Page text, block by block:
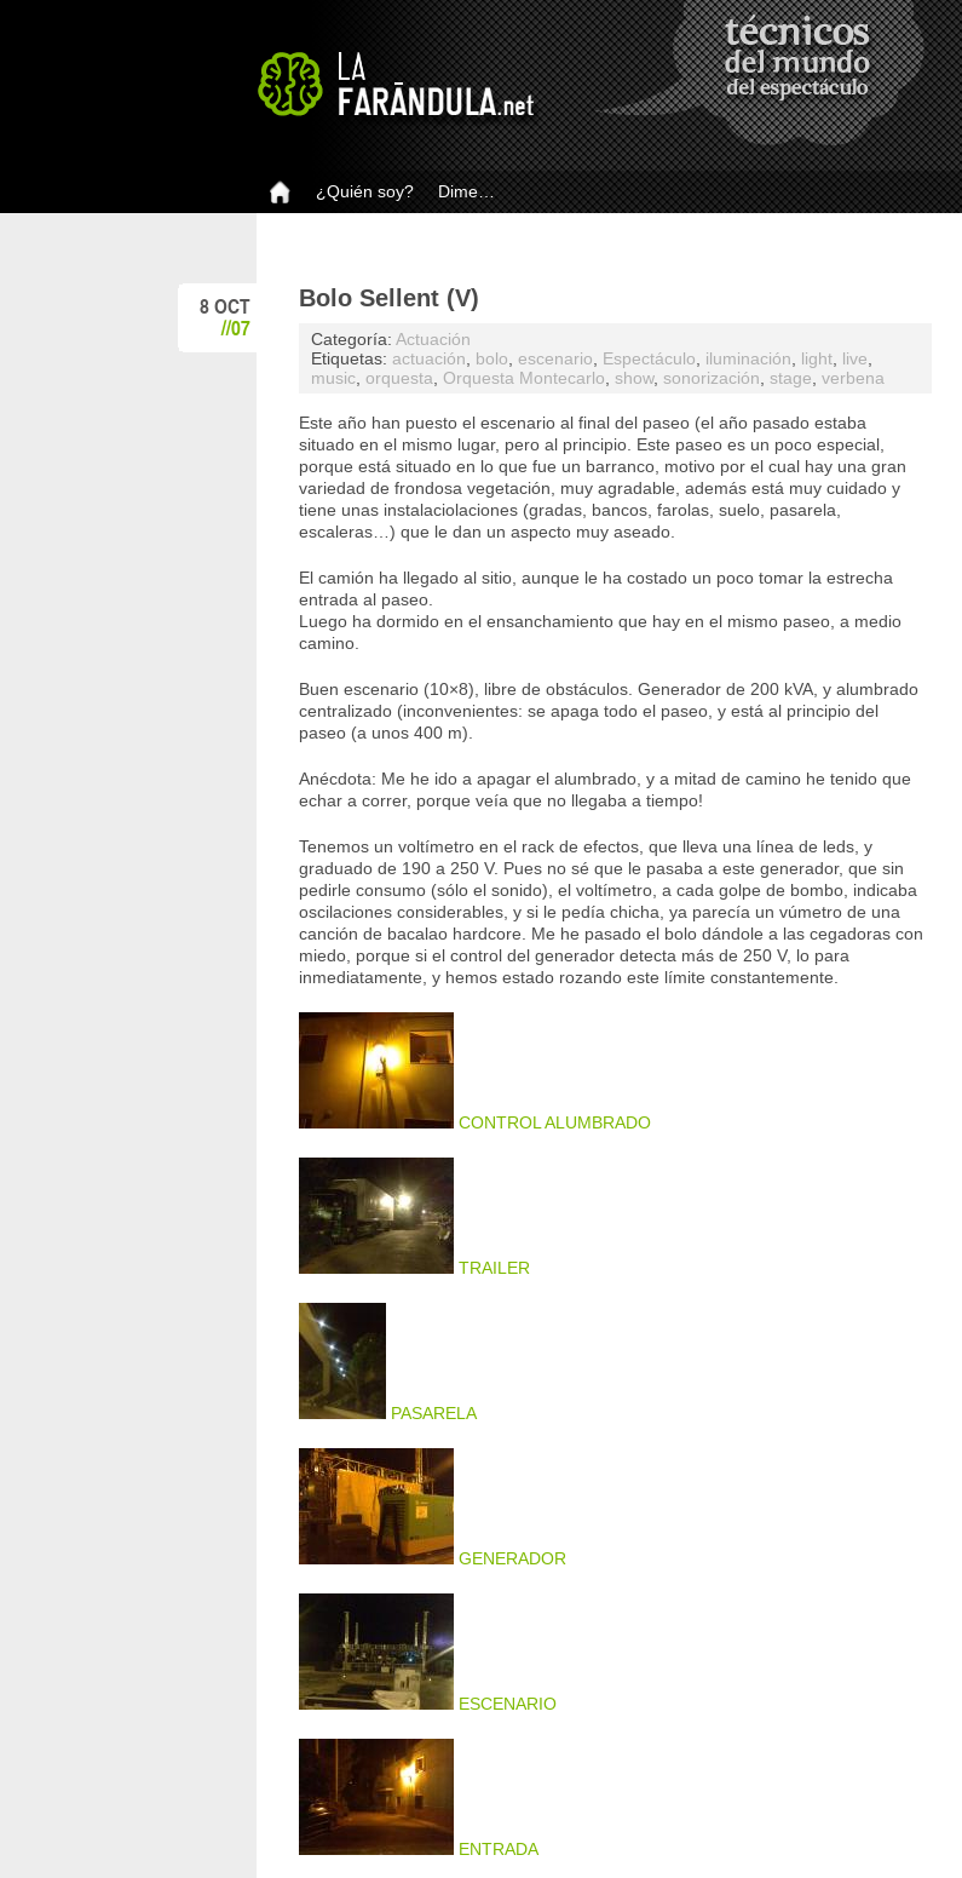
¿Quién soy? Dime…
8 OCT
//07
Bolo Sellent (V)
Categoría: Actuación
Etiquetas: actuación bolo escenario Espectáculo iluminación light live
music orquesta Orquesta Montecarlo show, sonorización stage verbena
Este año han puesto el escenario al final del paseo (el año pasado estaba
situado en el mismo lugar, pero al principio. Este paseo es un poco especial,
porque está situado en lo que fue un barranco, motivo por el cual hay una gran
variedad de frondosa vegetación, muy agradable, además está muy cuidado y
tiene unas instalaciolaciones (gradas, bancos, farolas, suelo, pasarela,
escaleras…) que le dan un aspecto muy aseado.
El camión ha llegado al sitio, aunque le ha costado un poco tomar la estrecha
entrada al paseo.
Luego ha dormido en el ensanchamiento que hay en el mismo paseo, a medio
camino.
Buen escenario (10×8), libre de obstáculos. Generador de 200 kVA, y alumbrado
centralizado (inconvenientes: se apaga todo el paseo, y está al principio del
paseo (a unos 400 m).
Anécdota: Me he ido a apagar el alumbrado, y a mitad de camino he tenido que
echar a correr, porque veía que no llegaba a tiempo!
Tenemos un voltímetro en el rack de efectos, que lleva una línea de leds, y
graduado de 190 a 250 V. Pues no sé que le pasaba a este generador, que sin
pedirle consumo (sólo el sonido), el voltímetro, a cada golpe de bombo, indicaba
oscilaciones considerables, y si le pedía chicha, ya parecía un vúmetro de una
canción de bacalao hardcore. Me he pasado el bolo dándole a las cegadoras con
miedo, porque si el control del generador detecta más de 250 V, lo para
inmediatamente, y hemos estado rozando este límite constantemente.
CONTROL ALUMBRADO
TRAILER
PASARELA
GENERADOR
ESCENARIO
ENTRADA